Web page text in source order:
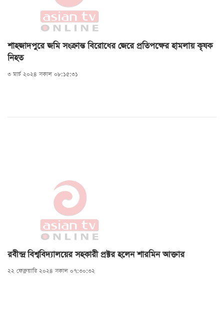
শাহজাদপুরে জমি সংক্রান্ত বিরোধের জেরে প্রতিপক্ষের হামলায় কৃষক
নিহত
৩ মার্চ ২০২৪ সকাল ০৮:১৫:৩১
রবীন্দ্র বিশ্ববিদ্যালয়ের সহকারী প্রক্টর হলেন শারমিন আক্তার
২২ ফেব্রুয়ারি ২০২৪ সকাল ০৭:৩০:৩২